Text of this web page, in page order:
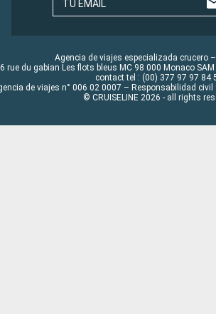
TU EMAIL
Agencia de viajes especializada crucero –
rue du gabian Les flots bleus MC 98 000 Monaco
contact tel : (00) 377 97 97 84
de viajes n° 006 02 0007 – Responsabilidad civil
© CRUISELINE 2026 - all rights